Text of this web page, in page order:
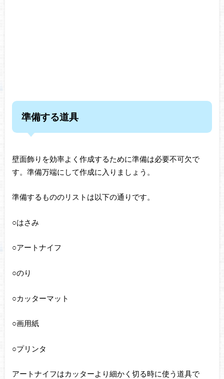
準備する道具
壁面飾りを効率よく作成するために準備は必要不可欠で
す。準備万端にして作成に入りましょう。
準備するもののリストは以下の通りです。
○はさみ
○アートナイフ
○のり
○カッターマット
○画用紙
○プリンタ
アートナイフはカッターより細かく切る時に使う道具で